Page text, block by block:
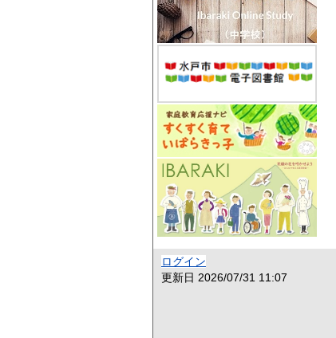
更新日 2026/07/31 11:07
ログイン